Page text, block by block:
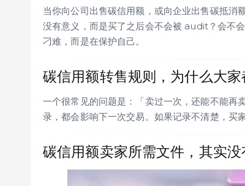
当你向公司出售碳信用额，或向企业出售碳抵消
没有意义，而是买了之后会不会被 audit？会不
刁难，而是在保护自己。
碳信用额转售规则，为什么大家
一个很常见的问题是：「卖过一次，还能不能再
录，都会影响下一次交易。如果记录不清楚，买家
碳信用额卖家所需文件，其实没